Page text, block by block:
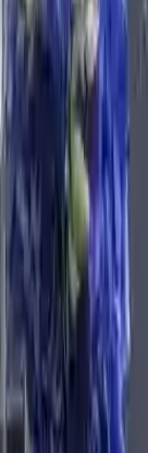
memnuniyet
ürünün
işaret eder.
olasılığı, paketin
Faktörler
edilse de, kalite
ürünlerin estetik
öne
ürünlerin dikkatli
olsa da, genel